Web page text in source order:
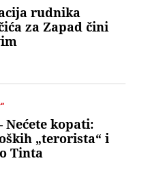
rudnika
za Zapad čini
Nećete kopati:
„terorista“ i
Tinta